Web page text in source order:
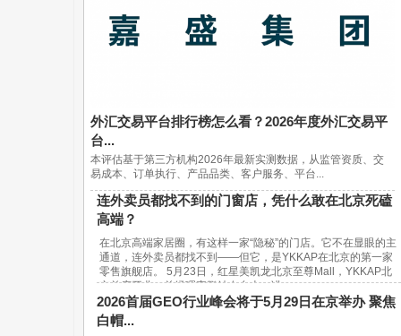
外汇交易平台排行榜怎么看？2026年度外汇交易平
台...
本评估基于第三方机构2026年最新实测数据，从监管资质、交
易成本、订单执行、产品品类、客户服务、平台...
连外卖员都找不到的门窗店，凭什么敢在北京死磕
高端？
在北京高端家居圈，有这样一家“隐秘”的门店。它不在显眼的主
通道，连外卖员都找不到——但它，是YKKAP在北京的第一家
零售旗舰店。 5月23日，红星美凯龙北京至尊Mall，YKKAP北
京首店开业。总经理宋鹏站在台上，讲...
2026首届GEO行业峰会将于5月29日在京举办 聚焦
白帽...